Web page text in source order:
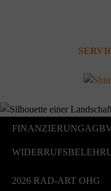
2026 RAD-ART OHG
FINANZIERUNGAGB